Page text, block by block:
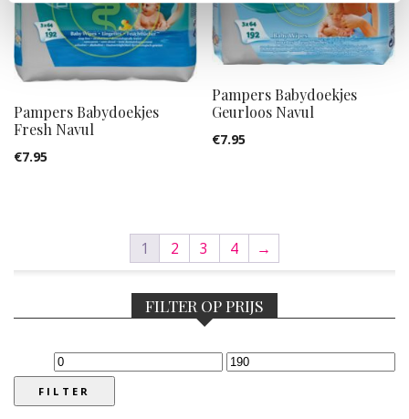
Pampers Babydoekjes
Fresh Navul
€7.95
Pampers Babydoekjes
Geurloos Navul
€7.95
1 2 3 4 →
FILTER OP PRIJS
Min.
prijs
Max.
FILTER